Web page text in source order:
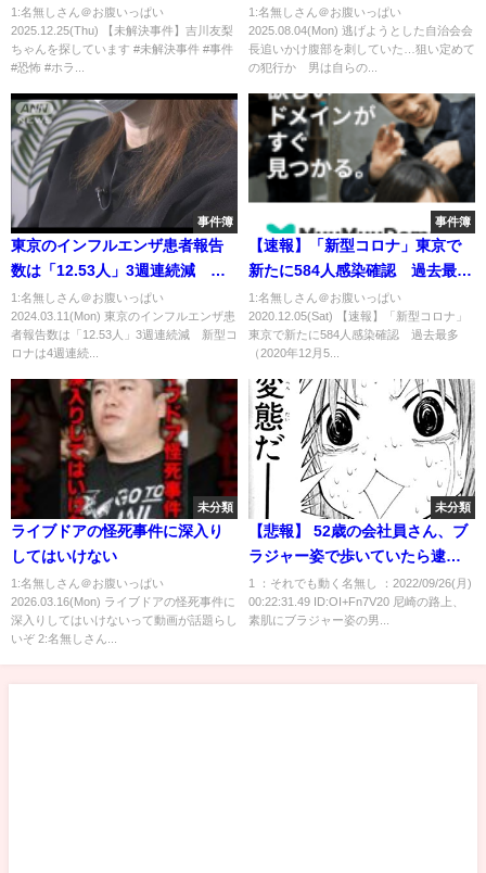
件 #恐怖 #ホラー #shorts
1:名無しさん＠お腹いっぱい
2025.12.25(Thu) 【未解決事件】吉川友梨
ちゃんを探しています #未解決事件 #事件
#恐怖 #ホラ...
めての犯行か 男は自らの首を
切って病院搬送 静岡・公民館
刺殺事件
1:名無しさん＠お腹いっぱい
2025.08.04(Mon) 逃げようとした自治会会
長追いかけ腹部を刺していた…狙い定めて
の犯行か 男は自らの...
事件簿
東京のインフルエンザ患者報告
数は「12.53人」3週連続減 新
型コロナは4週連続減(2024年3月
7日)
1:名無しさん＠お腹いっぱい
2024.03.11(Mon) 東京のインフルエンザ患
者報告数は「12.53人」3週連続減 新型コ
ロナは4週連続...
事件簿
【速報】「新型コロナ」東京で
新たに584人感染確認 過去最多
（2020年12月5日）
1:名無しさん＠お腹いっぱい
2020.12.05(Sat) 【速報】「新型コロナ」
東京で新たに584人感染確認 過去最多
（2020年12月5...
未分類
ライブドアの怪死事件に深入り
してはいけない
1:名無しさん＠お腹いっぱい
2026.03.16(Mon) ライブドアの怪死事件に
深入りしてはいけないって動画が話題らし
いぞ 2:名無しさん...
未分類
【悲報】 52歳の会社員さん、ブ
ラジャー姿で歩いていたら逮捕
される
1 ：それでも動く名無し ：2022/09/26(月)
00:22:31.49 ID:OI+Fn7V20 尼崎の路上、
素肌にブラジャー姿の男...